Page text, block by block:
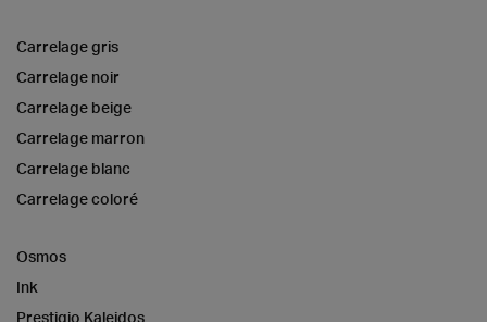
Carrelage gris
Carrelage noir
Carrelage beige
Carrelage marron
Carrelage blanc
Carrelage coloré
Osmos
Ink
Prestigio Kaleidos